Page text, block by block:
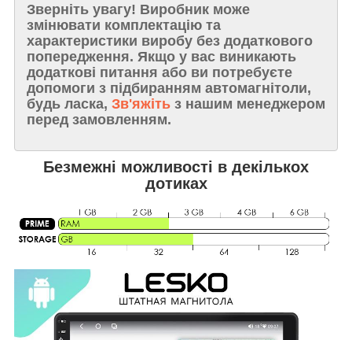
Зверніть увагу! Виробник може
змінювати комплектацію та
характеристики виробу без додаткового
попередження. Якщо у вас виникають
додаткові питання або ви потребуєте
допомоги з підбиранням автомагнітоли,
будь ласка, Зв'яжіть з нашим менеджером
перед замовленням.
Безмежні можливості в декількох
дотиках